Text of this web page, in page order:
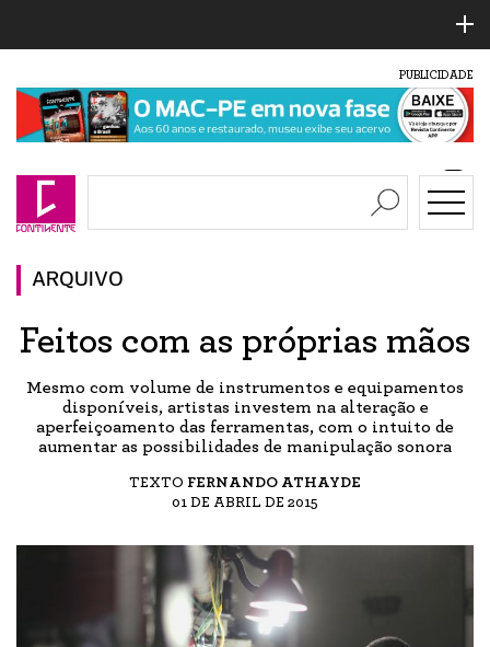
PUBLICIDADE
ARQUIVO
Feitos com as próprias mãos
Mesmo com volume de instrumentos e equipamentos
disponíveis, artistas investem na alteração e
aperfeiçoamento das ferramentas, com o intuito de
aumentar as possibilidades de manipulação sonora
TEXTO FERNANDO ATHAYDE
01 DE ABRIL DE 2015